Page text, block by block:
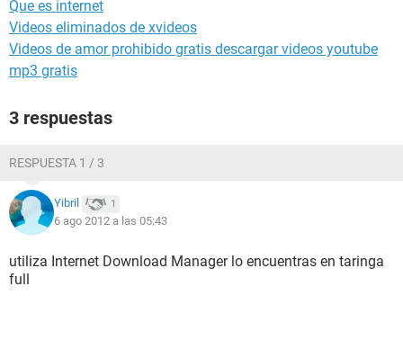
Que es internet
Videos eliminados de xvideos
Videos de amor prohibido gratis descargar videos youtube
mp3 gratis
3 respuestas
RESPUESTA 1 / 3
Yibril 1
6 ago 2012 a las 05:43
utiliza Internet Download Manager lo encuentras en taringa
full